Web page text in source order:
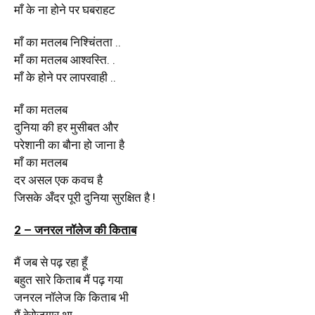
माँ के ना होने पर घबराहट
माँ का मतलब निश्चिंतता ..
माँ का मतलब आश्वस्ति. .
माँ के होने पर लापरवाही ..
माँ का मतलब
दुनिया की हर मुसीबत और
परेशानी का बौना हो जाना है
माँ का मतलब
दर असल एक कवच है
जिसके अँदर पूरी दुनिया सुरक्षित है !
2 – जनरल नॉलेज की किताब
मैं जब से पढ़ रहा हूँ
बहुत सारे किताब मैं पढ़ गया
जनरल नॉलेज कि किताब भी